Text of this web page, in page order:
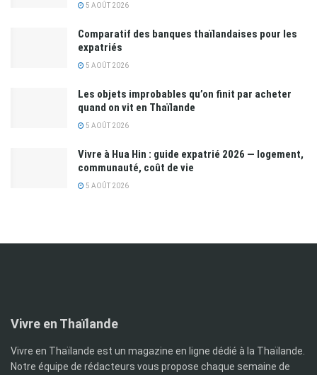
5 AOÛT 2026
Comparatif des banques thaïlandaises pour les
expatriés
5 AOÛT 2026
Les objets improbables qu’on finit par acheter
quand on vit en Thaïlande
5 AOÛT 2026
Vivre à Hua Hin : guide expatrié 2026 — logement,
communauté, coût de vie
5 AOÛT 2026
Vivre en Thaïlande
Vivre en Thaïlande est un magazine en ligne dédié à la Thaïlande.
Notre équipe de rédacteurs vous propose chaque semaine de